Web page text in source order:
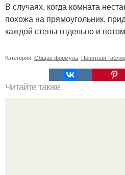
В случаях, когда комната
похожа на прямоугольник,
каждой стены отдельно и
Категории: Общая формула Понятная
Читайте также